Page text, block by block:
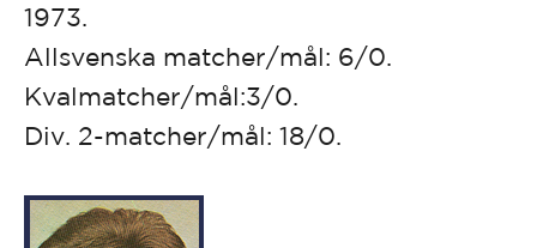
1973.
Allsvenska matcher/mål: 6/0.
Kvalmatcher/mål:3/0.
Div. 2-matcher/mål: 18/0.